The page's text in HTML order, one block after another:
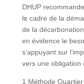
DHUP
le cadre de la
de la
en évidence le
s’appuyant sur
vers une obligation
1 Méthode